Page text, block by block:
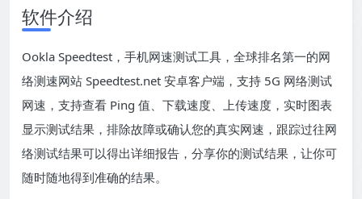
软件介绍
Ookla Speedtest，手机网速测试工具，全球排名第一的网
络测速网站 Speedtest.net 安卓客户端，支持 5G 网络测试
网速，支持查看 Ping 值、下载速度、上传速度，实时图表
显示测试结果，排除故障或确认您的真实网速，跟踪过往网
络测试结果可以得出详细报告，分享你的测试结果，让你可
随时随地得到准确的结果。